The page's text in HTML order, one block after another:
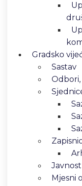
Gradsko
Sastav
Mjesni